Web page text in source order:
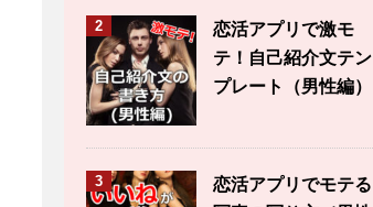
2
恋活アプリで激モ
テ！自己紹介文テン
プレート（男性編）
3
恋活アプリでモテる